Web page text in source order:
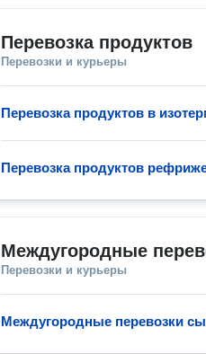
Перевозка продуктов
Перевозки и курьеры
Перевозка продуктов в
Перевозка продуктов
Междугородные
Перевозки и курьеры
Междугородные перевозки